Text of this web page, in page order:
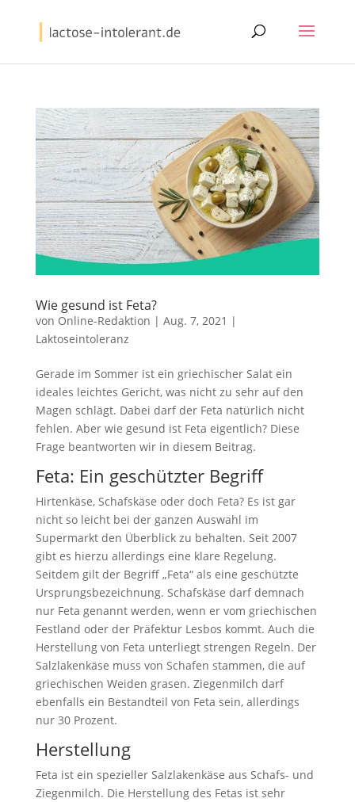
Wie gesund ist Feta?
von Online-Redaktion | Aug. 7, 2021 |
Laktoseintoleranz
Gerade im Sommer ist ein griechischer Salat ein
ideales leichtes Gericht, was nicht zu sehr auf den
Magen schlägt. Dabei darf der Feta natürlich nicht
fehlen. Aber wie gesund ist Feta eigentlich? Diese
Frage beantworten wir in diesem Beitrag.
Feta: Ein geschützter Begriff
Hirtenkäse, Schafskäse oder doch Feta? Es ist gar
nicht so leicht bei der ganzen Auswahl im
Supermarkt den Überblick zu behalten. Seit 2007
gibt es hierzu allerdings eine klare Regelung.
Seitdem gilt der Begriff „Feta“ als eine geschützte
Ursprungsbezeichnung. Schafskäse darf demnach
nur Feta genannt werden, wenn er vom griechischen
Festland oder der Präfektur Lesbos kommt. Auch die
Herstellung von Feta unterliegt strengen Regeln. Der
Salzlakenkäse muss von Schafen stammen, die auf
griechischen Weiden grasen. Ziegenmilch darf
ebenfalls ein Bestandteil von Feta sein, allerdings
nur 30 Prozent.
Herstellung
Feta ist ein spezieller Salzlakenkäse aus Schafs- und
Ziegenmilch. Die Herstellung des Fetas ist sehr